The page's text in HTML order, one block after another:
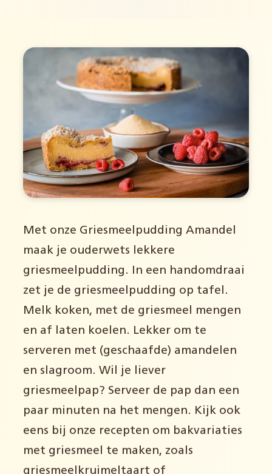
Met onze Griesmeelpudding Amandel
maak je ouderwets lekkere
griesmeelpudding. In een handomdraai
zet je de griesmeelpudding op tafel.
Melk koken, met de griesmeel mengen
en af laten koelen. Lekker om te
serveren met (geschaafde) amandelen
en slagroom. Wil je liever
griesmeelpap? Serveer de pap dan een
paar minuten na het mengen. Kijk ook
eens bij onze recepten om bakvariaties
met griesmeel te maken, zoals
griesmeelkruimeltaart of